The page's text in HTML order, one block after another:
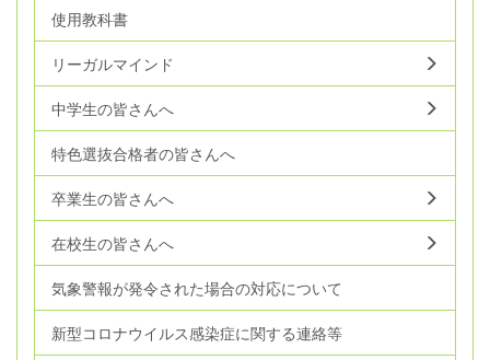
使用教科書
リーガルマインド
中学生の皆さんへ
特色選抜合格者の皆さんへ
卒業生の皆さんへ
在校生の皆さんへ
気象警報が発令された場合の対応について
新型コロナウイルス感染症に関する連絡等